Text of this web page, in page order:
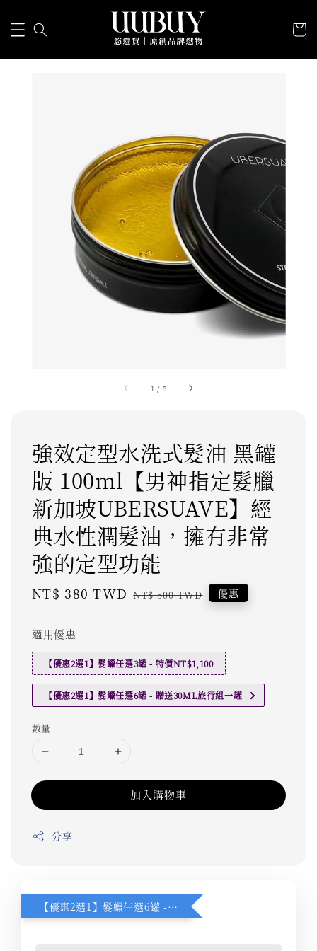
1 / 5
強效定型水洗式髮油 黑罐
版 100ml【男神指定髮臘
新加坡UBERSUAVE】經
典水性潤髮油，擁有非常
強的定型功能
Sale
NT$ 380 TWD Regular
NT$ 500 TWD 優惠
適用優惠
【優惠2選1】髮蠟任選3罐 - 特價NT$1,100
【優惠2選1】髮蠟任選6罐 - 贈送30ML旅行組一罐
數量
加入購物車
分享
【優惠2選1】髮蠟任選6罐 - 贈送30ML旅行組一罐